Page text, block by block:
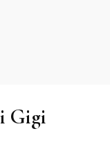
Gigi